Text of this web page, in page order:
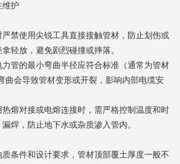
维护
禁使用尖锐工具直接接触管材，防止划伤或
轻放，避免剧烈碰撞或摔落。
力管的最小弯曲半径应符合标准（通常为管材
曲会导致管材变形或开裂，影响内部电缆安
熔对接或电熔连接时，需严格控制温度和时
焊，防止地下水或杂质渗入管内。
条件和设计要求，管材顶部覆土厚度一般不